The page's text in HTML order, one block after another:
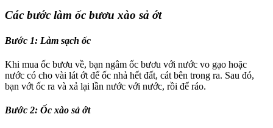
Các bước làm ốc bươu xào sả ớt
Bước 1: Làm sạch ốc
Khi mua ốc bươu về, bạn ngâm ốc bươu với nước vo gạo hoặc
nước có cho vài lát ớt để ốc nhả hết đất, cát bên trong ra. Sau đó,
bạn vớt ốc ra và xả lại lần nước với nước, rồi để ráo.
Bước 2: Ốc xào sả ớt